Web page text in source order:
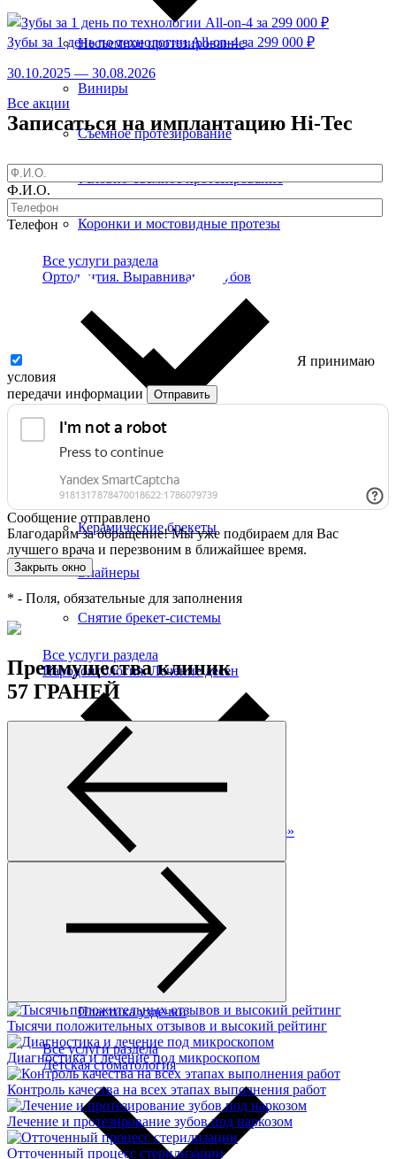
Несъемное протезирование
Виниры
Съемное протезирование
Условно-съемное протезирование
Коронки и мостовидные протезы
Все услуги раздела
Ортодонтия. Выравнивание зубов
Брекет-системы
Металлические брекеты
Керамические брекеты
Элайнеры
Снятие брекет-системы
Все услуги раздела
Пародонтология. Лечение десен
Лечение десен аппаратом «Вектор»
Плазмолифтинг
Лечение рецессии десны
Пластика уздечки
Все услуги раздела
Детская стоматология
Зубы за 1 день по технологии All-on-4 за 299 000 ₽
30.10.2025 — 30.08.2026
Все акции
Записаться на имплантацию Hi-Tec
Ф.И.О.
Телефон
Я принимаю
условия
передачи информации Отправить
Сообщение отправлено
Благодарим за обращение! Мы уже подбираем для Вас
лучшего врача и перезвоним в ближайшее время.
Закрыть окно
* - Поля, обязательные для заполнения
Преимущества клиник
57 ГРАНЕЙ
Тысячи положительных отзывов и высокий рейтинг
Диагностика и лечение под микроскопом
Контроль качества на всех этапах выполнения работ
Лечение и протезирование зубов под наркозом
Отточенный процесс стерилизации